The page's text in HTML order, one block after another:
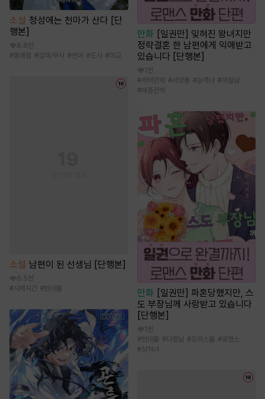
소설 청성에는 천마가 산다 [단
행본]
8.8만
#통쾌함 #검객/무사 #천마 #도사 #마교
소설 남편이 된 선생님 [단행본]
6.5천
#사제지간 #현대물
만화 [일권만] 잊혀진 왕녀지만
정략결혼 한 남편에게 익애받고
있습니다 [단행본]
1천
#계약관계 #서양풍 #능력녀 #까칠남
#애증관계
만화 [일권만] 파혼당했지만, 스
도 부장님께 사랑받고 있습니다
[단행본]
1천
#현대물 #다정남 #오피스물 #로맨스
#상처녀